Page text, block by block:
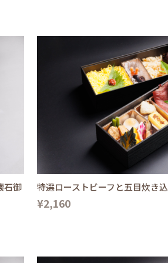
石御
特選ローストビーフと五目炊き
¥2,160